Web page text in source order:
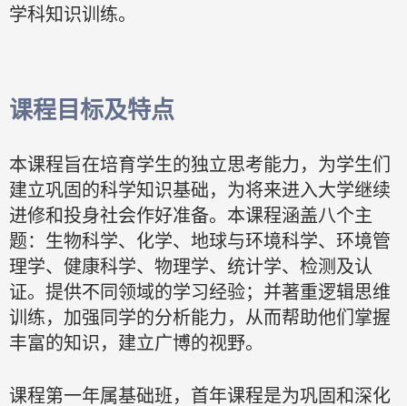
学科知识训练。
课程目标及特点
本课程旨在培育学生的独立思考能力，为学生们
建立巩固的科学知识基础，为将来进入大学继续
进修和投身社会作好准备。本课程涵盖八个主
题：生物科学、化学、地球与环境科学、环境管
理学、健康科学、物理学、统计学、检测及认
证。 提供不同领域的学习经验；并著重逻辑思维
训练，加强同学的分析能力，从而帮助他们掌握
丰富的知识，建立广博的视野。
课程第一年属基础班，首年课程是为巩固和深化